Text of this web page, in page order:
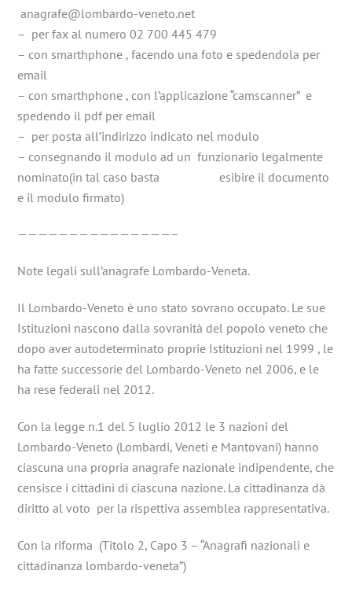
anagrafe@lombardo-veneto.net
– per fax al numero 02 700 445 479
– con smarthphone , facendo una foto e spedendola per
email
– con smarthphone , con l’applicazione “camscanner” e
spedendo il pdf per email
– per posta all’indirizzo indicato nel modulo
– consegnando il modulo ad un funzionario legalmente
nominato(in tal caso basta esibire il documento
e il modulo firmato)
———————————————–
Note legali sull’anagrafe Lombardo-Veneta.
Il Lombardo-Veneto è uno stato sovrano occupato. Le sue
Istituzioni nascono dalla sovranità del popolo veneto che
dopo aver autodeterminato proprie Istituzioni nel 1999 , le
ha fatte successorie del Lombardo-Veneto nel 2006, e le
ha rese federali nel 2012.
Con la legge n.1 del 5 luglio 2012 le 3 nazioni del
Lombardo-Veneto (Lombardi, Veneti e Mantovani) hanno
ciascuna una propria anagrafe nazionale indipendente, che
censisce i cittadini di ciascuna nazione. La cittadinanza dà
diritto al voto per la rispettiva assemblea rappresentativa.
Con la riforma (Titolo 2, Capo 3 – “Anagrafi nazionali e
cittadinanza lombardo-veneta”)